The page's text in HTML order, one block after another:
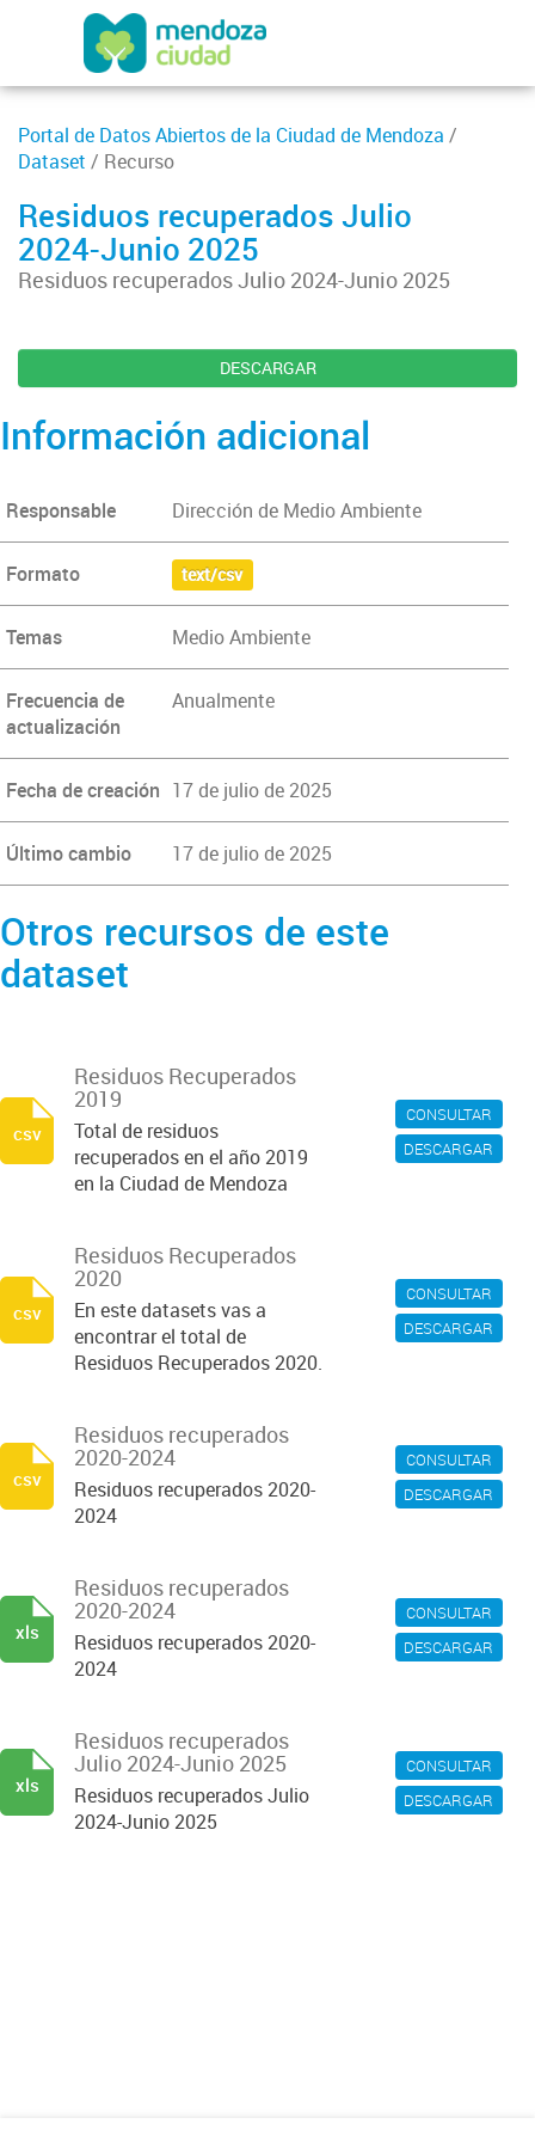
Portal de Datos Abiertos de la Ciudad de Mendoza /
Dataset / Recurso
Residuos recuperados Julio
2024-Junio 2025
Residuos recuperados Julio 2024-Junio 2025
DESCARGAR
Información adicional
Responsable Dirección de Medio Ambiente
Formato text/csv
Temas Medio Ambiente
Frecuencia de
actualización
Anualmente
Fecha de creación 17 de julio de 2025
Último cambio 17 de julio de 2025
Otros recursos de este
dataset
CONSULTAR
DESCARGAR
Residuos Recuperados
2019
Total de residuos
recuperados en el año 2019
en la Ciudad de Mendoza
csv
CONSULTAR
DESCARGAR
Residuos Recuperados
2020
En este datasets vas a
encontrar el total de
Residuos Recuperados 2020.
csv
CONSULTAR
DESCARGAR
Residuos recuperados
2020-2024
Residuos recuperados 2020-
2024
csv
CONSULTAR
DESCARGAR
Residuos recuperados
2020-2024
Residuos recuperados 2020-
2024
xls
CONSULTAR
DESCARGAR
Residuos recuperados
Julio 2024-Junio 2025
Residuos recuperados Julio
2024-Junio 2025
xls